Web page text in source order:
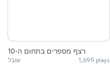
רצף מספרים בתחום ה-10
שובל 1,699 plays